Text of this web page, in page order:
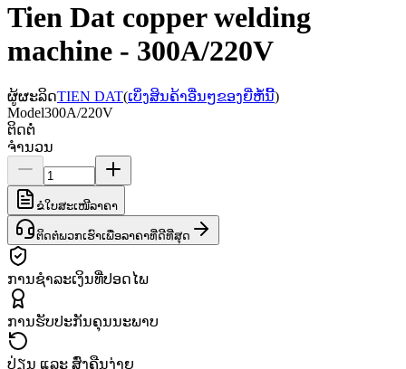
Tien Dat copper welding
machine - 300A/220V
ຜູ້ຜະລິດTIEN DAT(ເບິ່ງສິນຄ້າອື່ນໆຂອງຍີ່ຫໍ້ນີ້)
Model300A/220V
ຕິດຕໍ່
ຈຳນວນ
ຂໍໃບສະເໜີລາຄາ
ຕິດຕໍ່ພວກເຮົາເພື່ອລາຄາທີ່ດີທີ່ສຸດ
ການຊຳລະເງິນທີ່ປອດໄພ
ການຮັບປະກັນຄຸນນະພາບ
ປ່ຽນ ແລະ ສົ່ງຄືນງ່າຍ